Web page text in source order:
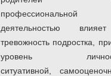
профессиональной
деятельностью
тревожность подростка,
уровень
ситуативной,